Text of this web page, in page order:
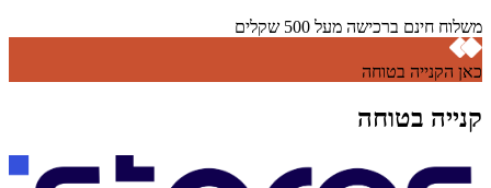
משלוח חינם ברכישה מעל 500 שקלים
כאן הקנייה בטוחה
קנייה בטוחה